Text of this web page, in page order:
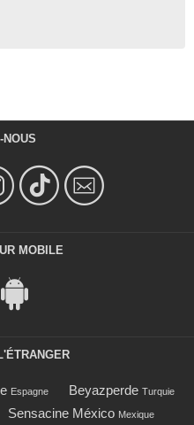
MOBILE
Espagne Beyazperde Turquie
Sensacine México Mexique